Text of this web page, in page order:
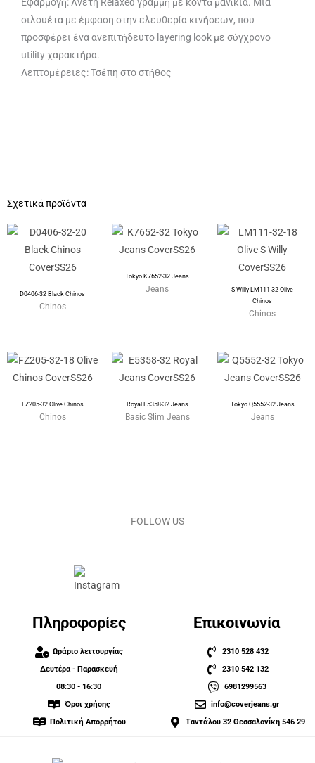
Εφαρμογή: Άνετη Relaxed γραμμή με κοντά μανίκια. Μια
σιλουέτα με έμφαση στην ελευθερία κινήσεων, που
προσφέρει ένα ανεπιτήδευτο layering look με σύγχρονο
utility χαρακτήρα.
Λεπτομέρειες: Τσέπη στο στήθος
Σχετικά προϊόντα
D0406-32 Black Chinos
Chinos
Tokyo K7652-32 Jeans
Jeans
S Willy LM111-32 Olive
Chinos
Chinos
FZ205-32 Olive Chinos
Chinos
Royal E5358-32 Jeans
Basic Slim Jeans
Tokyo Q5552-32 Jeans
Jeans
FOLLOW US
Πληροφορίες
Ωράριο λειτουργίας
Δευτέρα - Παρασκευή
08:30 - 16:30
Όροι χρήσης
Πολιτική Απορρήτου
Επικοινωνία
2310 528 432
2310 542 132
6981299563
info@coverjeans.gr
Ταντάλου 32 Θεσσαλονίκη 546 29